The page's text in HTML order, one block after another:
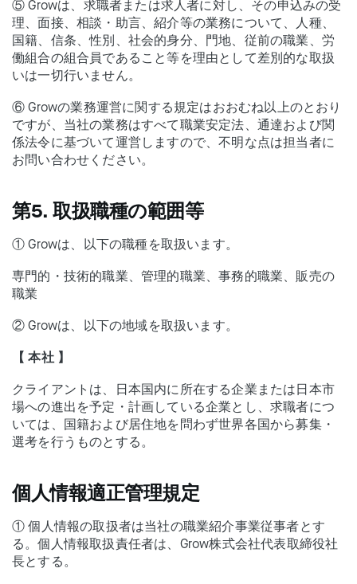
⑤ Growは、求職者または求人者に対し、その申込みの受
理、面接、相談・助言、紹介等の業務について、人種、
国籍、信条、性別、社会的身分、門地、従前の職業、労
働組合の組合員であること等を理由として差別的な取扱
いは一切行いません。
⑥ Growの業務運営に関する規定はおおむね以上のとおり
ですが、当社の業務はすべて職業安定法、通達および関
係法令に基づいて運営しますので、不明な点は担当者に
お問い合わせください。
第5. 取扱職種の範囲等
① Growは、以下の職種を取扱います。
専門的・技術的職業、管理的職業、事務的職業、販売の
職業
② Growは、以下の地域を取扱います。
【 本社 】
クライアントは、日本国内に所在する企業または日本市
場への進出を予定・計画している企業とし、求職者につ
いては、国籍および居住地を問わず世界各国から募集・
選考を行うものとする。
個人情報適正管理規定
① 個人情報の取扱者は当社の職業紹介事業従事者とす
る。個人情報取扱責任者は、Grow株式会社代表取締役社
長とする。